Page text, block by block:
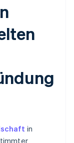
in